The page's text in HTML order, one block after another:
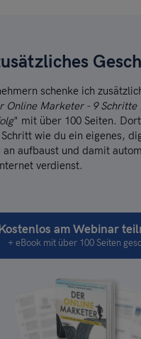
schenke ich
Online Marketer - 9 Schritte
" mit über 100 Seiten.
wie du ein eigenes,
an aufbaust und damit
verdienst.
am Webinar
+ eBook mit über 100 Seiten